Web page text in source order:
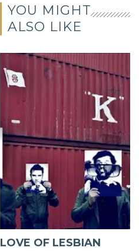
YOU MIGHT
ALSO LIKE
LOVE OF LESBIAN